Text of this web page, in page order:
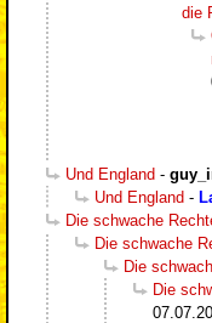
die
Und England -
Und England -
Die schwache
Die schwache
Die
Die